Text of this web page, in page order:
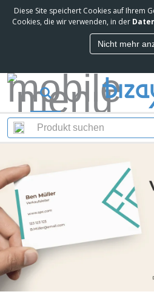
Diese Site speichert Cookies auf Ihrem
Cookies, die wir verwenden, in der
Nicht mehr